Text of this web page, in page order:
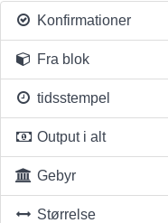
Konfirmationer
Fra blok
tidsstempel
Output i alt
Gebyr
Størrelse